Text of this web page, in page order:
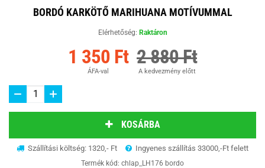
BORDÓ KARKÖTŐ MARIHUANA MOTÍVUMMAL
Elérhetőség: Raktáron
1 350 Ft
ÁFA-val
2 880 Ft
A kedvezmény előtt
KOSÁRBA
Szállítási költség: 1320,- Ft Ingyenes szállítás 33000,-Ft felett
Termék kód: chlap_LH176 bordo